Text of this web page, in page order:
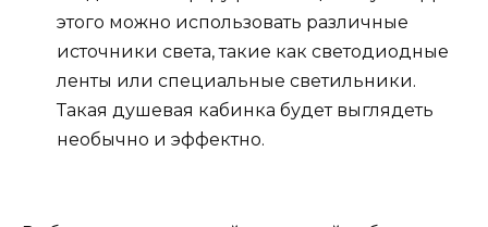
этого можно использовать различные
источники света, такие как светодиодные
ленты или специальные светильники.
Такая душевая кабинка будет выглядеть
необычно и эффектно.